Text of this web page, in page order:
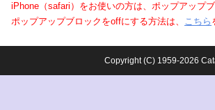
iPhone（safari）をお使いの方は、ポップアップ
ポップアップブロックをoffにする方法は、 こちら
Copyright (C) 1959-2026